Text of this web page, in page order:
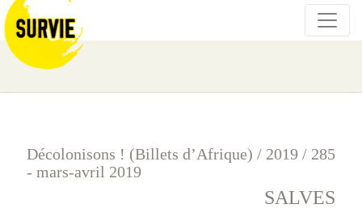
Décolonisons ! (Billets d’Afrique) / 2019 / 285
- mars-avril 2019
SALVES